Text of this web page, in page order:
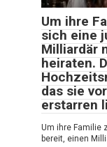
Um ihre
sich eine
Milliardär
heiraten.
das sie
erstarren
Um ihre Familie
bereit, einen